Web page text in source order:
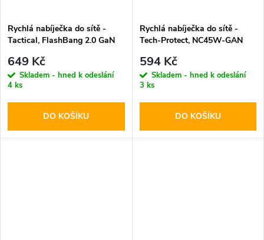
Rychlá nabíječka do sítě -
Tactical, FlashBang 2.0 GaN
649 Kč
Skladem - hned k odeslání
4 ks
DO KOŠÍKU
Rychlá nabíječka do sítě -
Tech-Protect, NC45W-GAN
594 Kč
Skladem - hned k odeslání
3 ks
DO KOŠÍKU